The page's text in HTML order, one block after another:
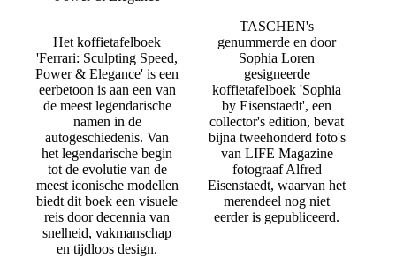
Het koffietafelboek
'Ferrari: Sculpting Speed,
Power & Elegance' is een
eerbetoon is aan een van
de meest legendarische
namen in de
autogeschiedenis. Van
het legendarische begin
tot de evolutie van de
meest iconische modellen
biedt dit boek een visuele
reis door decennia van
snelheid, vakmanschap
en tijdloos design.
TASCHEN's
genummerde en door
Sophia Loren
gesigneerde
koffietafelboek 'Sophia
by Eisenstaedt', een
collector's edition, bevat
bijna tweehonderd foto's
van LIFE Magazine
fotograaf Alfred
Eisenstaedt, waarvan het
merendeel nog niet
eerder is gepubliceerd.